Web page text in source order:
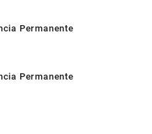
Permanente
Permanente